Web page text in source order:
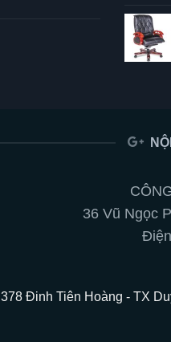
36 Vũ Ngọc
378 Đinh Tiên Hoàng - TX